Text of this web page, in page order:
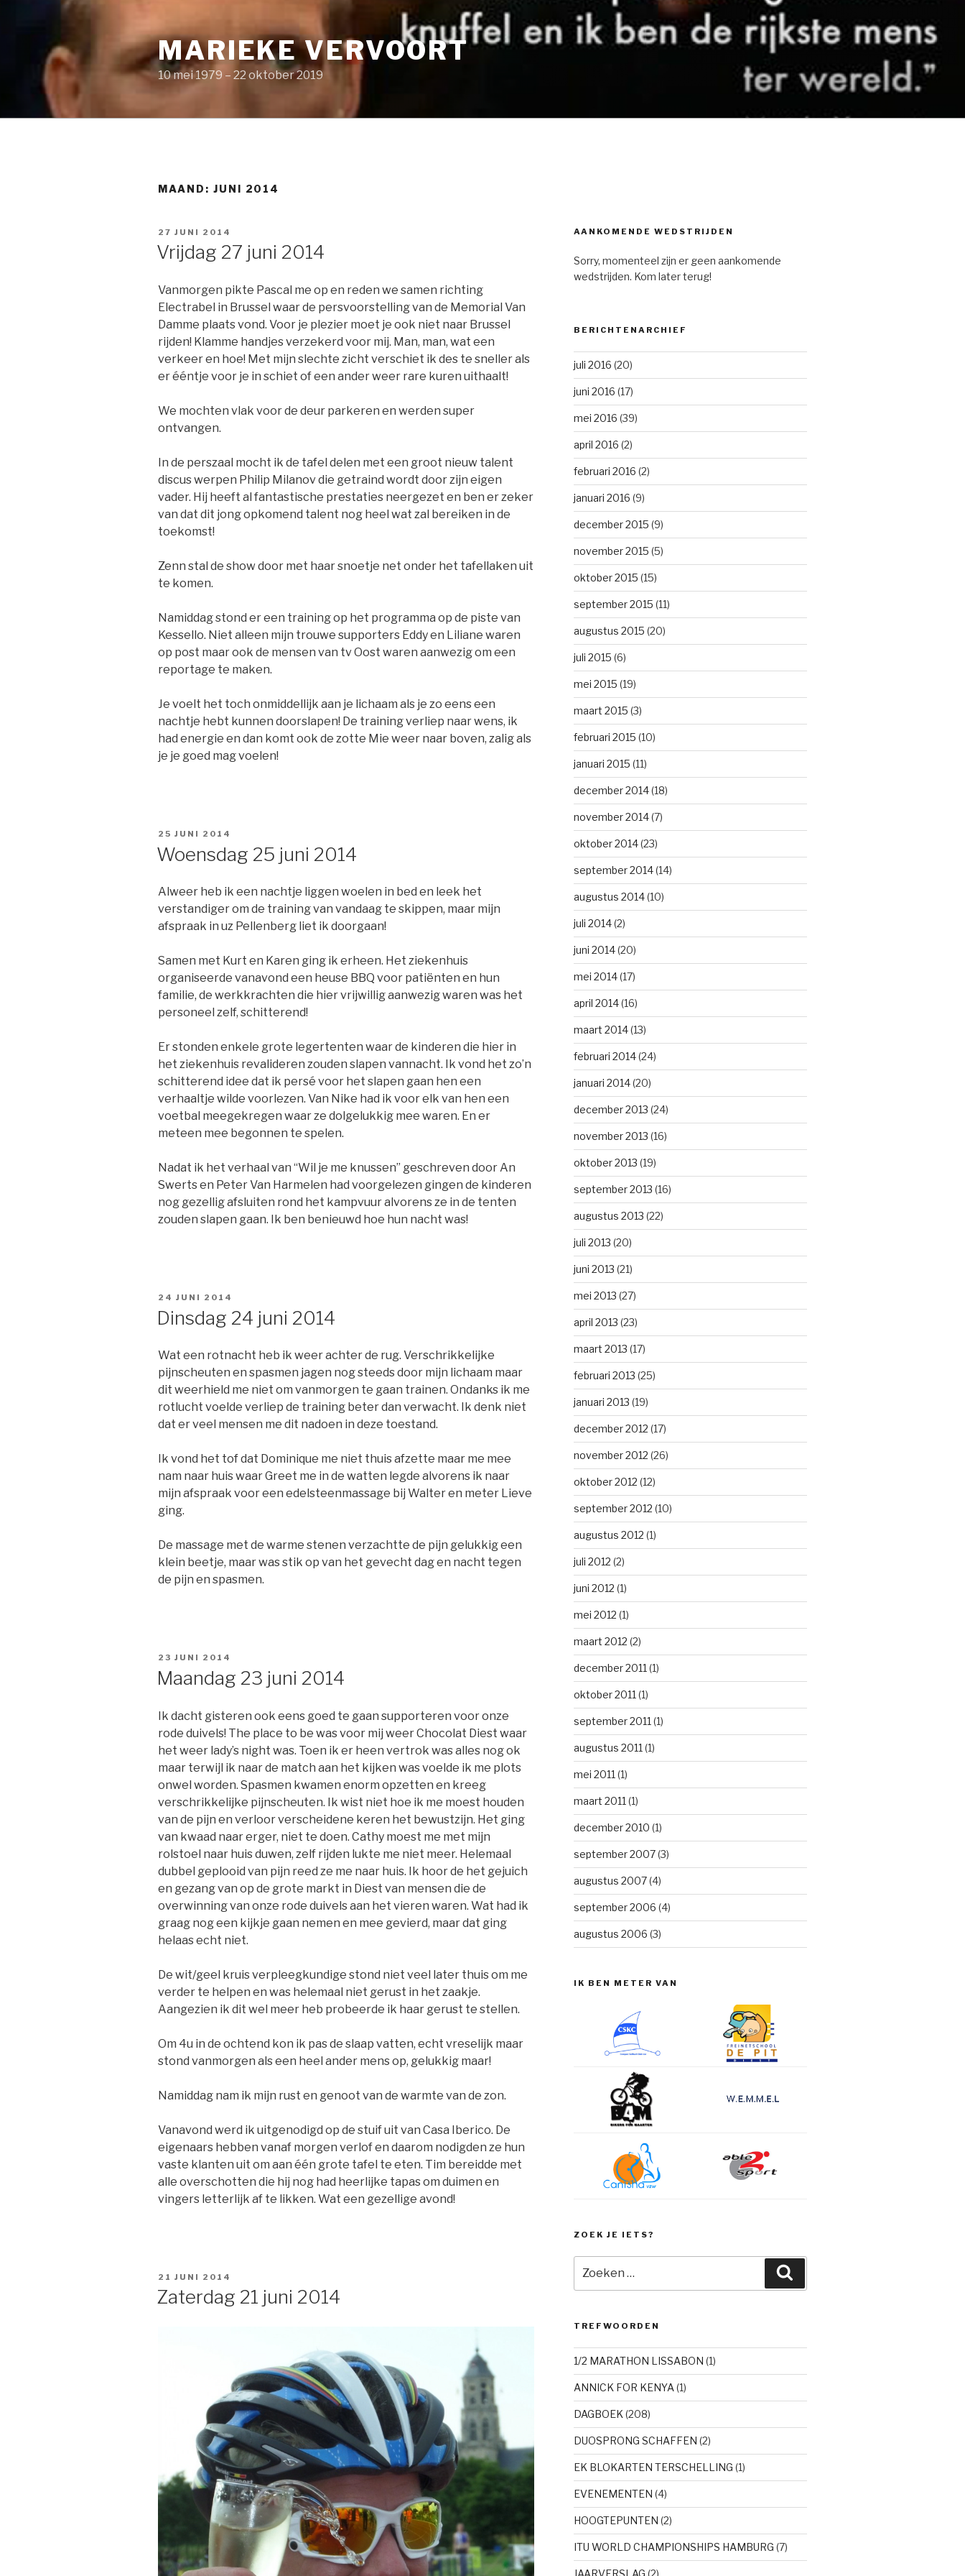
springen
MARIEKE VERVOORT
10 mei 1979 – 22 oktober 2019
MAAND: JUNI 2014
GEPLAATST
OP
27 JUNI 2014
Vrijdag 27 juni 2014
Vanmorgen pikte Pascal me op en reden we samen richting
Electrabel in Brussel waar de persvoorstelling van de Memorial Van
Damme plaats vond. Voor je plezier moet je ook niet naar Brussel
rijden! Klamme handjes verzekerd voor mij. Man, man, wat een
verkeer en hoe! Met mijn slechte zicht verschiet ik des te sneller als
er ééntje voor je in schiet of een ander weer rare kuren uithaalt!
We mochten vlak voor de deur parkeren en werden super
ontvangen.
In de perszaal mocht ik de tafel delen met een groot nieuw talent
discus werpen Philip Milanov die getraind wordt door zijn eigen
vader. Hij heeft al fantastische prestaties neergezet en ben er zeker
van dat dit jong opkomend talent nog heel wat zal bereiken in de
toekomst!
Zenn stal de show door met haar snoetje net onder het tafellaken uit
te komen.
Namiddag stond er een training op het programma op de piste van
Kessello. Niet alleen mijn trouwe supporters Eddy en Liliane waren
op post maar ook de mensen van tv Oost waren aanwezig om een
reportage te maken.
Je voelt het toch onmiddellijk aan je lichaam als je zo eens een
nachtje hebt kunnen doorslapen! De training verliep naar wens, ik
had energie en dan komt ook de zotte Mie weer naar boven, zalig als
je je goed mag voelen!
GEPLAATST
25 JUNI 2014
Woensdag 25 juni 2014
Alweer heb ik een nachtje liggen woelen in bed en leek het
verstandiger om de training van vandaag te skippen, maar mijn
afspraak in uz Pellenberg liet ik doorgaan!
Samen met Kurt en Karen ging ik erheen. Het ziekenhuis
organiseerde vanavond een heuse BBQ voor patiënten en hun
familie, de werkkrachten die hier vrijwillig aanwezig waren was het
personeel zelf, schitterend!
Er stonden enkele grote legertenten waar de kinderen die hier in
het ziekenhuis revalideren zouden slapen vannacht. Ik vond het zo’n
schitterend idee dat ik persé voor het slapen gaan hen een
verhaaltje wilde voorlezen. Van Nike had ik voor elk van hen een
voetbal meegekregen waar ze dolgelukkig mee waren. En er
meteen mee begonnen te spelen.
Nadat ik het verhaal van “Wil je me knussen” geschreven door An
Swerts en Peter Van Harmelen had voorgelezen gingen de kinderen
nog gezellig afsluiten rond het kampvuur alvorens ze in de tenten
zouden slapen gaan. Ik ben benieuwd hoe hun nacht was!
GEPLAATST
OP
24 JUNI 2014
Dinsdag 24 juni 2014
Wat een rotnacht heb ik weer achter de rug. Verschrikkelijke
pijnscheuten en spasmen jagen nog steeds door mijn lichaam maar
dit weerhield me niet om vanmorgen te gaan trainen. Ondanks ik me
rotlucht voelde verliep de training beter dan verwacht. Ik denk niet
dat er veel mensen me dit nadoen in deze toestand.
Ik vond het tof dat Dominique me niet thuis afzette maar me mee
nam naar huis waar Greet me in de watten legde alvorens ik naar
mijn afspraak voor een edelsteenmassage bij Walter en meter Lieve
ging.
De massage met de warme stenen verzachtte de pijn gelukkig een
klein beetje, maar was stik op van het gevecht dag en nacht tegen
de pijn en spasmen.
GEPLAATST
OP
23 JUNI 2014
Maandag 23 juni 2014
Ik dacht gisteren ook eens goed te gaan supporteren voor onze
rode duivels! The place to be was voor mij weer Chocolat Diest waar
het weer lady’s night was. Toen ik er heen vertrok was alles nog ok
maar terwijl ik naar de match aan het kijken was voelde ik me plots
onwel worden. Spasmen kwamen enorm opzetten en kreeg
verschrikkelijke pijnscheuten. Ik wist niet hoe ik me moest houden
van de pijn en verloor verscheidene keren het bewustzijn. Het ging
van kwaad naar erger, niet te doen. Cathy moest me met mijn
rolstoel naar huis duwen, zelf rijden lukte me niet meer. Helemaal
dubbel geplooid van pijn reed ze me naar huis. Ik hoor de het gejuich
en gezang van op de grote markt in Diest van mensen die de
overwinning van onze rode duivels aan het vieren waren. Wat had ik
graag nog een kijkje gaan nemen en mee gevierd, maar dat ging
helaas echt niet.
De wit/geel kruis verpleegkundige stond niet veel later thuis om me
verder te helpen en was helemaal niet gerust in het zaakje.
Aangezien ik dit wel meer heb probeerde ik haar gerust te stellen.
Om 4u in de ochtend kon ik pas de slaap vatten, echt vreselijk maar
stond vanmorgen als een heel ander mens op, gelukkig maar!
Namiddag nam ik mijn rust en genoot van de warmte van de zon.
Vanavond werd ik uitgenodigd op de stuif uit van Casa Iberico. De
eigenaars hebben vanaf morgen verlof en daarom nodigden ze hun
vaste klanten uit om aan één grote tafel te eten. Tim bereidde met
alle overschotten die hij nog had heerlijke tapas om duimen en
vingers letterlijk af te likken. Wat een gezellige avond!
GEPLAATST
OP
21 JUNI 2014
Zaterdag 21 juni 2014
AANKOMENDE WEDSTRIJDEN
Sorry, momenteel zijn er geen aankomende
wedstrijden. Kom later terug!
BERICHTENARCHIEF
juli 2016 (20)
juni 2016 (17)
mei 2016 (39)
april 2016 (2)
februari 2016 (2)
januari 2016 (9)
december 2015 (9)
november 2015 (5)
oktober 2015 (15)
september 2015 (11)
augustus 2015 (20)
juli 2015 (6)
mei 2015 (19)
maart 2015 (3)
februari 2015 (10)
januari 2015 (11)
december 2014(18)
november 2014(7)
oktober 2014(23)
september 2014(14)
augustus 2014(10)
juli 2014(2)
juni 2014(20)
mei 2014(17)
april 2014(16)
maart 2014(13)
februari 2014(24)
januari 2014(20)
december 2013 (24)
november 2013 (16)
oktober 2013 (19)
september 2013 (16)
augustus 2013 (22)
juli 2013 (20)
juni 2013 (21)
mei 2013 (27)
april 2013 (23)
maart 2013 (17)
februari 2013 (25)
januari 2013 (19)
december 2012 (17)
november 2012 (26)
oktober 2012 (12)
september 2012 (10)
augustus 2012 (1)
juli 2012 (2)
juni 2012 (1)
mei 2012 (1)
maart 2012 (2)
december 2011 (1)
oktober 2011 (1)
september 2011 (1)
augustus 2011 (1)
mei 2011 (1)
maart 2011 (1)
december 2010 (1)
september 2007(3)
augustus 2007(4)
september 2006 (4)
augustus 2006 (3)
IK BEN METER VAN
ZOEK JE IETS?
naar:
TREFWOORDEN
1/2 MARATHON LISSABON (1)
ANNICK FOR KENYA(1)
DAGBOEK (208)
DUOSPRONG SCHAFFEN (2)
EK BLOKARTEN TERSCHELLING (1)
EVENEMENTEN (4)
HOOGTEPUNTEN (2)
ITU WORLD CHAMPIONSHIPS HAMBURG (7)
JAARVERSLAG (2)